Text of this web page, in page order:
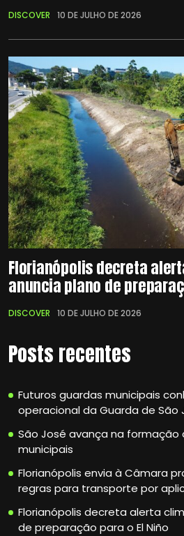
DISCOVER 10 DE JULHO DE 2026
Florianópolis decreta
anuncia plano de
DISCOVER 10 DE JULHO DE 2026
Posts recentes
Futuros guardas municipais
operacional da Guarda de São
São José avança na formação
municipais
Florianópolis envia à Câmara
regras para transporte por
Florianópolis decreta alerta
de preparação para o El Niño